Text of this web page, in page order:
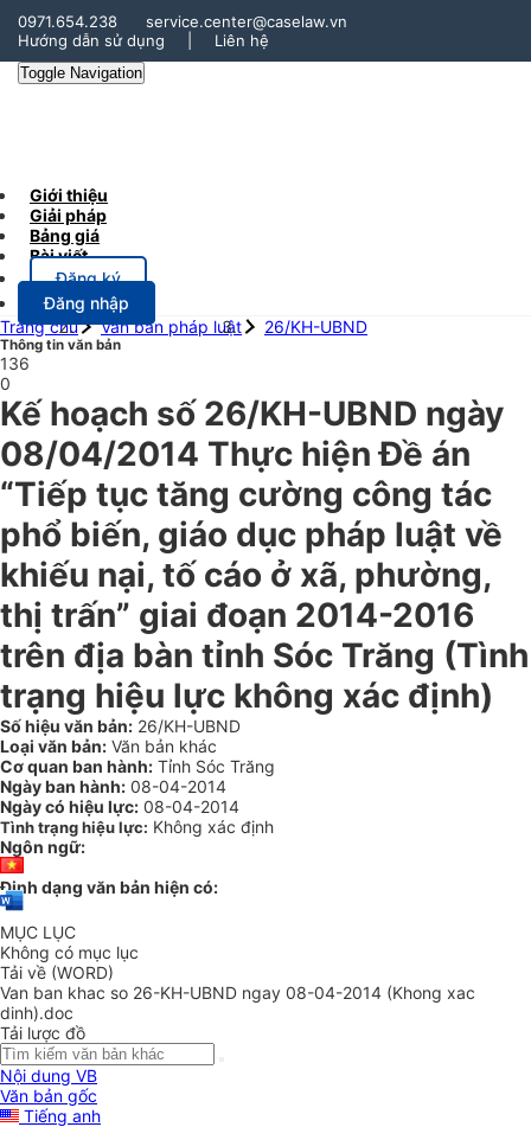
0971.654.238
service.center@caselaw.vn
Hướng dẫn sử dụng
Liên hệ
Toggle Navigation
Giới thiệu
Giải pháp
Bảng giá
Bài viết
Đăng ký
Đăng nhập
Trang chủ
Văn bản pháp luật 26/KH-UBND
Thông tin văn bản
136
0
Kế hoạch số 26/KH-UBND ngày
08/04/2014 Thực hiện Đề án
“Tiếp tục tăng cường công tác
phổ biến, giáo dục pháp luật về
khiếu nại, tố cáo ở xã, phường,
thị trấn” giai đoạn 2014-2016
trên địa bàn tỉnh Sóc Trăng (Tình
trạng hiệu lực không xác định)
Số hiệu văn bản: 26/KH-UBND
Loại văn bản: Văn bản khác
Cơ quan ban hành: Tỉnh Sóc Trăng
Ngày ban hành: 08-04-2014
Ngày có hiệu lực: 08-04-2014
Tình trạng hiệu lực: Không xác định
Ngôn ngữ:
Định dạng văn bản hiện có:
MỤC LỤC
Không có mục lục
Tải về (WORD)
Van ban khac so 26-KH-UBND ngay 08-04-2014 (Khong xac
dinh).doc
Tải lược đồ
Nội dung VB
Văn bản gốc
Tiếng anh